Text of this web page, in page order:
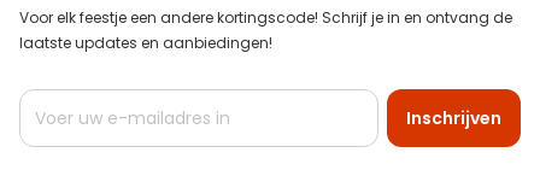
Voor elk feestje een andere kortingscode! Schrijf je in en ontvang de
laatste updates en aanbiedingen!
Abonneer
op
Inschrijven